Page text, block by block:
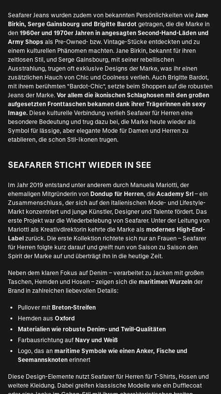
Seafarer Jeans wurden zudem von bekannten Persönlichkeiten wie Jane
Birkin, Serge Gainsbourg und Brigitte Bardot getragen, die die Marke in
den 1960er und 1970er Jahren in angesagten Second-Hand-Läden und
Army Shops als Pre-Owned- bzw. Vintage-Stücke entdeckten und zu
einem kulturellen Phänomen machten. Jane Birkin, bekannt für ihren
zeitlosen Stil, und Serge Gainsbourg, mit seiner rebellischen
Ausstrahlung, trugen oft exklusive Designs der Marke, was ihr einen
zusätzlichen Hauch von Chic und Coolness verlieh. Auch Brigitte Bardot,
mit ihrem berühmten "Bardot-Chic", setzte beim Shoppen auf die robusten
Jeans der Marke. Vor allem die ikonischen Schlaghosen mit den großen
aufgesetzten Fronttaschen bekamen dank ihrer Trägerinnen ein sexy
Image. Diese kulturelle Verbindung verlieh Seafarer für Herren eine
besondere Bedeutung und trug dazu bei, die Marke heute wieder als
Symbol für lässige, aber elegante Mode für Damen und Herren zu
etablieren, die schon Stil-Ikonen trugen.
SEAFARER STICHT WIEDER IN SEE
Im Jahr 2019 entstand unter anderem durch Manuela Mariotti, der
ehemaligen Mitgründerin von Dondup für Herren, die Academy Srl – ein
Zusammenschluss, der sich auf den italienischen Mode- und Lifestyle-
Markt konzentriert und junge Künstler, Designer und Talente fördert. Das
erste Projekt war die Wiederbelebung von Seafarer. Unter der Leitung von
Mariotti als Kreativdirektorin kehrte die Marke als modernes High-End-
Label zurück. Die erste Kollektion richtete sich nur an Frauen – Seafarer
für Herren folgte kurz darauf und greift nun von Saison zu Saison den
Spirit der Marke auf und überträgt ihn in die heutige Zeit.
Neben dem klaren Fokus auf Denim – verarbeitet zu Jacken mit großen
Taschen, Hemden und Hosen – zeigen sich die maritimen Wurzeln der
Brand in zahlreichen liebevollen Details:
Pullover mit Breton-Streifen
Hemden aus Oxford
Materialien wie robuste Denim- und Twill-Qualitäten
Farbausrichtung auf Navy und Weiß
Logo, das an maritime Symbole wie einen Anker, Fische und
Seemannsknoten erinnert
Diese Design-Elemente nutzt Seafarer für Herren für T-Shirts, Hosen und
weitere Kleidung. Dabei greifen klassische Modelle wie ein Dufflecoat